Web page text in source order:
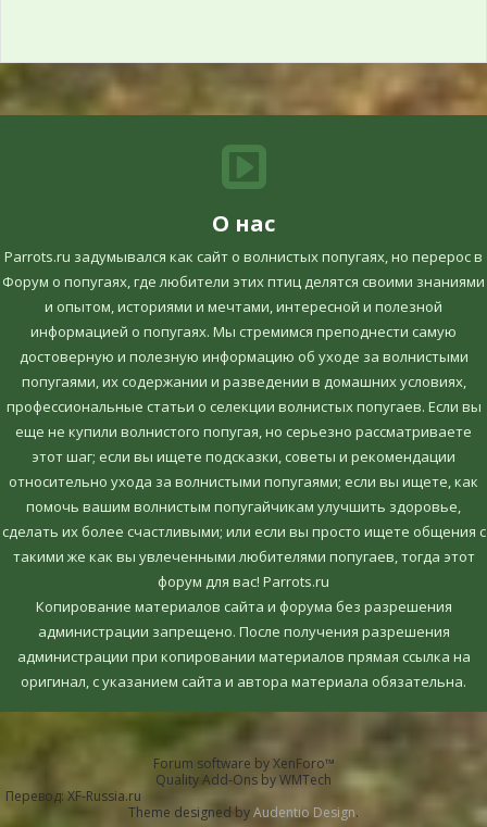
О нас
Parrots.ru задумывался как сайт о волнистых попугаях, но перерос в
Форум о попугаях, где любители этих птиц делятся своими знаниями
и опытом, историями и мечтами, интересной и полезной
информацией о попугаях. Мы стремимся преподнести самую
достоверную и полезную информацию об уходе за волнистыми
попугаями, их содержании и разведении в домашних условиях,
профессиональные статьи о селекции волнистых попугаев. Если вы
еще не купили волнистого попугая, но серьезно рассматриваете
этот шаг; если вы ищете подсказки, советы и рекомендации
относительно ухода за волнистыми попугаями; если вы ищете, как
помочь вашим волнистым попугайчикам улучшить здоровье,
сделать их более счастливыми; или если вы просто ищете общения с
такими же как вы увлеченными любителями попугаев, тогда этот
форум для вас! Parrots.ru
Копирование материалов сайта и форума без разрешения
администрации запрещено. После получения разрешения
администрации при копировании материалов прямая ссылка на
оригинал, c указанием сайта и автора материала обязательна.
Forum software by XenForo™
Quality Add-Ons by WMTech
Перевод: XF-Russia.ru
Theme designed byAudentio Design.